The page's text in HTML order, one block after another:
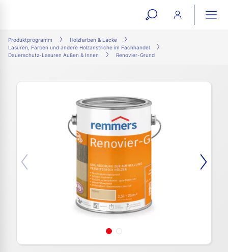
open
form
Produktprogramm
Holzfarben & Lacke
Lasuren, Farben und andere Holzanstriche im Fachhandel
Dauerschutz-Lasuren Außen & Innen
Renovier-Grund